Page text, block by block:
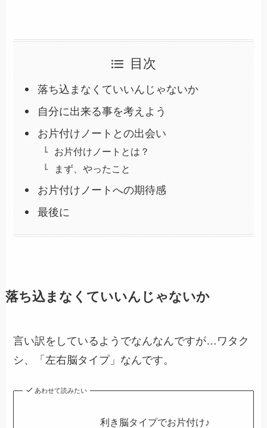
目次
落ち込まなくていいんじゃないか
自分に出来る事を考えよう
お片付けノートとの出会い
お片付けノートとは？
まず、やったこと
お片付けノートへの期待感
最後に
落ち込まなくていいんじゃないか
言い訳をしているようでなんなんですが…ワタク
シ、「左右脳タイプ」なんです。
あわせて読みたい
利き脳タイプでお片付け♪